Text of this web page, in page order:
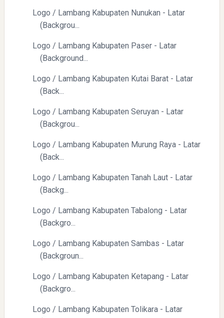
Logo / Lambang Kabupaten Nunukan - Latar
(Backgrou...
Logo / Lambang Kabupaten Paser - Latar
(Background...
Logo / Lambang Kabupaten Kutai Barat - Latar
(Back...
Logo / Lambang Kabupaten Seruyan - Latar
(Backgrou...
Logo / Lambang Kabupaten Murung Raya - Latar
(Back...
Logo / Lambang Kabupaten Tanah Laut - Latar
(Backg...
Logo / Lambang Kabupaten Tabalong - Latar
(Backgro...
Logo / Lambang Kabupaten Sambas - Latar
(Backgroun...
Logo / Lambang Kabupaten Ketapang - Latar
(Backgro...
Logo / Lambang Kabupaten Tolikara - Latar